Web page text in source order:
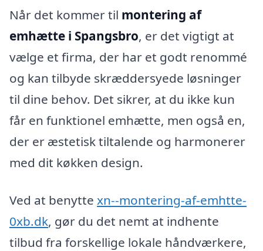
Når det kommer til montering af
emhætte i Spangsbro, er det vigtigt at
vælge et firma, der har et godt renommé
og kan tilbyde skræddersyede løsninger
til dine behov. Det sikrer, at du ikke kun
får en funktionel emhætte, men også en,
der er æstetisk tiltalende og harmonerer
med dit køkken design.
Ved at benytte xn--montering-af-emhtte-
0xb.dk, gør du det nemt at indhente
tilbud fra forskellige lokale håndværkere,